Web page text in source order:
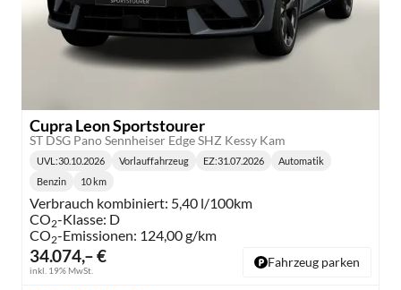
Cupra Leon Sportstourer
ST DSG Pano Sennheiser Edge SHZ Kessy Kam
34.074,– €
inkl. 19% MwSt.
Lieferzeit:
UVL :30.10.2026 Vorlauffahrzeug EZ:31.07.2026
Getriebe:
Automatik
Kraftstoff:
Benzin
Kilometerstand:
10 km
Verbrauch kombiniert: 5,40 l/100km
CO2-Klasse: D
CO2-Emissionen: 124,00 g/km
Fahrzeug parken